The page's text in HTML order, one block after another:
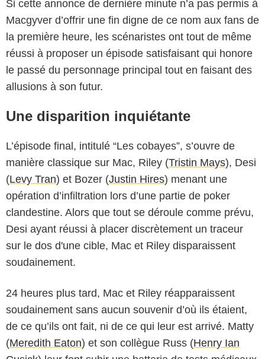
Si cette annonce de dernière minute n’a pas permis à
Macgyver d’offrir une fin digne de ce nom aux fans de
la première heure, les scénaristes ont tout de même
réussi à proposer un épisode satisfaisant qui honore
le passé du personnage principal tout en faisant des
allusions à son futur.
Une disparition inquiétante
L’épisode final, intitulé “Les cobayes”, s’ouvre de
manière classique sur Mac, Riley (Tristin Mays), Desi
(Levy Tran) et Bozer (Justin Hires) menant une
opération d’infiltration lors d’une partie de poker
clandestine. Alors que tout se déroule comme prévu,
Desi ayant réussi à placer discrètement un traceur
sur le dos d'une cible, Mac et Riley disparaissent
soudainement.
24 heures plus tard, Mac et Riley réapparaissent
soudainement sans aucun souvenir d’où ils étaient,
de ce qu’ils ont fait, ni de ce qui leur est arrivé. Matty
(Meredith Eaton) et son collègue Russ (Henry Ian